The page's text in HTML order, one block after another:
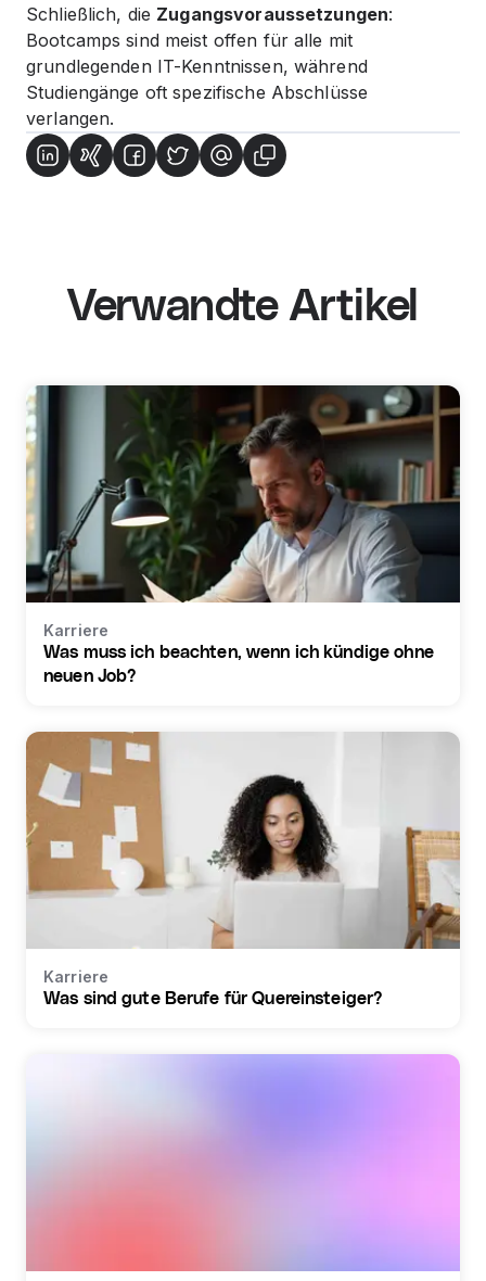
Schließlich, die Zugangsvoraussetzungen:
Bootcamps sind meist offen für alle mit
grundlegenden IT-Kenntnissen, während
Studiengänge oft spezifische Abschlüsse
verlangen.
Verwandte Artikel
Karriere
Was muss ich beachten, wenn ich kündige ohne
neuen Job?
Karriere
Was sind gute Berufe für Quereinsteiger?